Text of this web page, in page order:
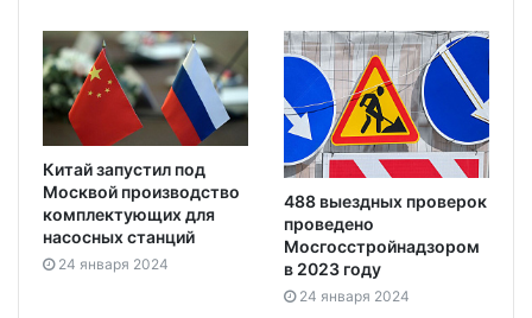
Китай запустил под
Москвой производство
комплектующих для
насосных станций
24 января 2024
488 выездных проверок
проведено
Мосгосстройнадзором
в 2023 году
24 января 2024